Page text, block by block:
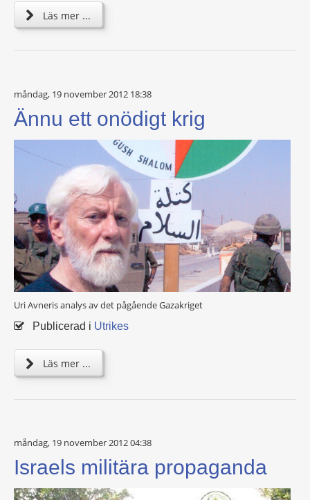
Läs mer ...
måndag, 19 november 2012 18:38
Ännu ett onödigt krig
Uri Avneri‏s analys av det pågående Gazakriget
Publicerad i Utrikes
Läs mer ...
måndag, 19 november 2012 04:38
Israels militära propaganda